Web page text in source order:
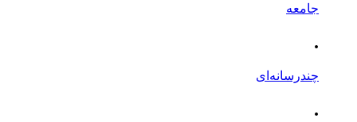
جامعه
.
چندرسانه‌ای
.